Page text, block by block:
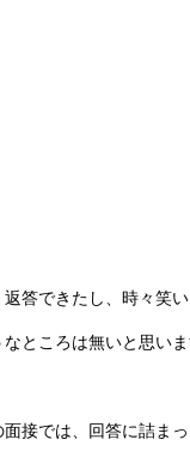
返答できたし、時々笑
ところは無いと思い
接では、回答に詰ま